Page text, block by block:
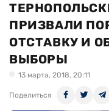
ПРИЗВАЛИ
ОТСТАВКУ И
ВЫБОРЫ
13 марта, 2018, 20:11
Поделиться